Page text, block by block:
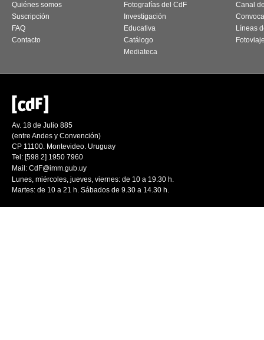
Quiénes somos
Suscripción
FAQ
Contacto
Fotografías del CdF
Investigación
Educativa
Catálogo
Mediateca
Canal
Líneas
Av. 18 de Julio 885
(entre Andes y Convención)
CP 11100. Montevideo. Uruguay
Tel: [598 2] 1950 7960
Mail: CdF@imm.gub.uy
Lunes, miércoles, jueves, viernes: de 10 a 19.30 h.
Martes: de 10 a 21 h. Sábados de 9.30 a 14.30 h.